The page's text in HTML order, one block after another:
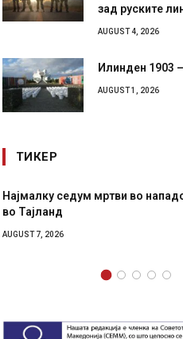
зад руските
AUGUST 4, 2026
Илинден 1903
AUGUST 1, 2026
ТИКЕР
седум мртви во нападот врз
2026